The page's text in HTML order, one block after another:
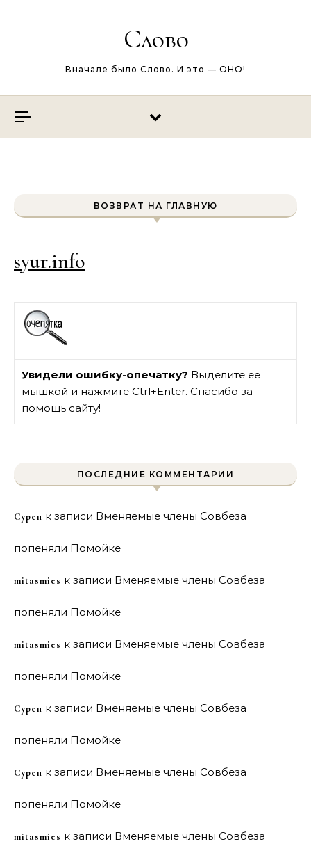
Слово
Вначале было Слово. И это — ОНО!
ВОЗВРАТ НА ГЛАВНУЮ
syur.info
Увидели ошибку-опечатку? Выделите ее
мышкой и нажмите Ctrl+Enter. Спасибо за
помощь сайту!
ПОСЛЕДНИЕ КОММЕНТАРИИ
Сурен к записи Вменяемые члены Совбеза
попеняли Помойке
mitasmies к записи Вменяемые члены Совбеза
попеняли Помойке
mitasmies к записи Вменяемые члены Совбеза
попеняли Помойке
Сурен к записи Вменяемые члены Совбеза
попеняли Помойке
Сурен к записи Вменяемые члены Совбеза
попеняли Помойке
mitasmies к записи Вменяемые члены Совбеза